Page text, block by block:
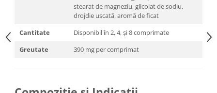
stearat de magneziu, glicolat de sodiu,
drojdie uscată, aromă de ficat
Cantitate
Disponibil în 2, 4, și 8 comprimate
Greutate
390 mg per comprimat